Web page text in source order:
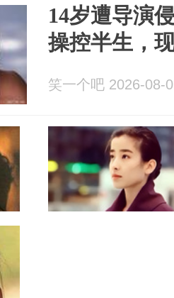
14岁遭导演
操控半生，
笑一个吧 2026-08-